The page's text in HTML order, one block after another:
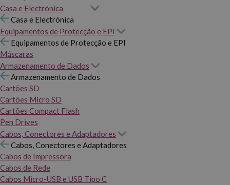
Casa e Electrónica
Casa e Electrónica
Equipamentos de Protecção e EPI
Equipamentos de Protecção e EPI
Máscaras
Armazenamento de Dados
Armazenamento de Dados
Cartões SD
Cartões Micro SD
Cartões Compact Flash
Pen Drives
Cabos, Conectores e Adaptadores
Cabos, Conectores e Adaptadores
Cabos de Impressora
Cabos de Rede
Cabos Micro-USB e USB Tipo C